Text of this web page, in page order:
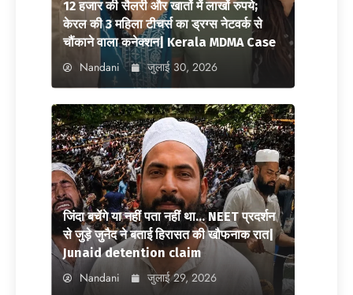
12 हजार की सैलरी और खातों में लाखों रुपये;
केरल की 3 महिला टीचर्स का ड्रग्स नेटवर्क से
चौंकाने वाला कनेक्शन| Kerala MDMA Case
Nandani जुलाई 30, 2026
जिंदा बचेंगे या नहीं पता नहीं था… NEET प्रदर्शन
से जुड़े जुनैद ने बताई हिरासत की खौफनाक रात|
Junaid detention claim
Nandani जुलाई 29, 2026